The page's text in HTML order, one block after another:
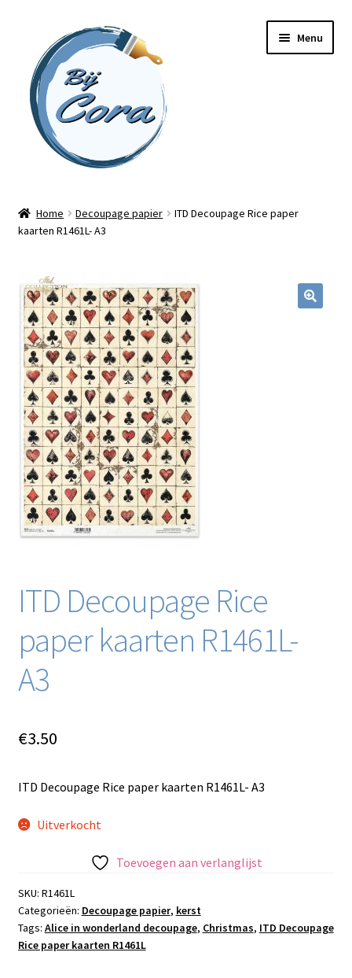
naar
navigatie
inhoud
Menu
Workshops
Online cursussen
Shop
Blog / DIY / Tutorials
Over mij
Contact
Home Decoupage papier
ITD Decoupage Rice paper
kaarten R1461L- A3
ITD Decoupage Rice
paper kaarten R1461L-
A3
€3.50
ITD Decoupage Rice paper kaarten R1461L- A3
Uitverkocht
Toevoegen aan verlanglijst
SKU: R1461L
Categorieën: Decoupage papier, kerst
Tags: Alice in wonderland decoupage, Christmas, ITD Decoupage
Rice paper kaarten R1461L